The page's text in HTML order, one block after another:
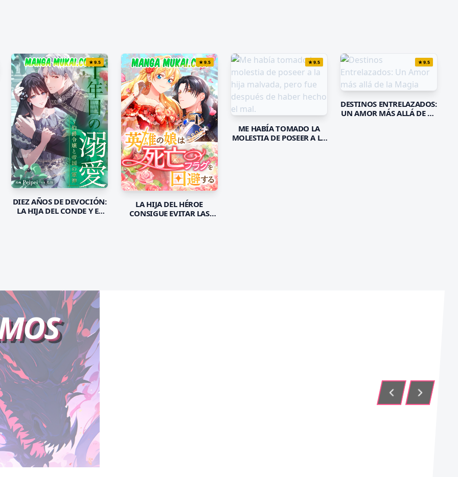
★9.5
DIEZ AÑOS DE DEVOCIÓN:
LA HIJA DEL CONDE Y EL
★9.5
LA HIJA DEL HÉROE
CONSIGUE EVITAR LAS
★9.5
ME HABÍA TOMADO LA
MOLESTIA DE POSEER A LA
★9.5
DESTINOS ENTRELAZADOS:
UN AMOR MÁS ALLÁ DE LA